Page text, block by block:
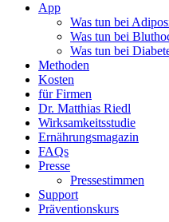
App
Was tun bei
Was tun bei
Was tun bei
Methoden
Kosten
für Firmen
Dr. Matthias Riedl
Wirksamkeitsstudie
Ernährungsmagazin
FAQs
Presse
Pressestimmen
Support
Präventionskurs